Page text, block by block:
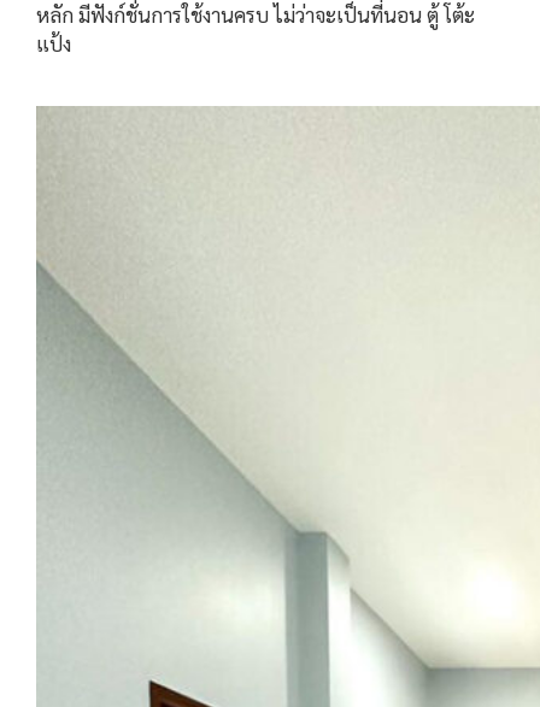
หลัก มีฟังก์ชั่นการใช้งานครบ ไม่ว่าจะเป็นที่นอน ตู้ โต้ะ
แป้ง